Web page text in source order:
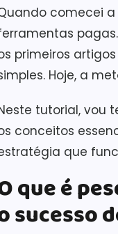
comecei a
primeiros
Hoje, a
tutorial, vou
conceitos
que
que é
sucesso